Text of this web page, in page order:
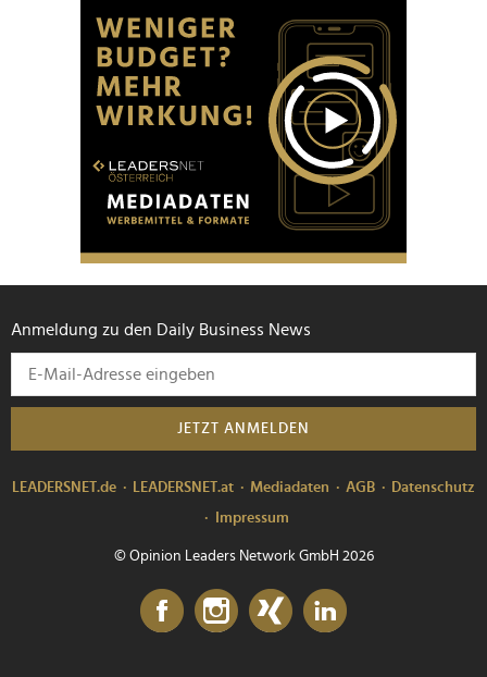
Anmeldung zu den Daily Business News
JETZT ANMELDEN
LEADERSNET.de LEADERSNET.at Mediadaten AGB
Datenschutz
Impressum
© Opinion Leaders Network GmbH 2026